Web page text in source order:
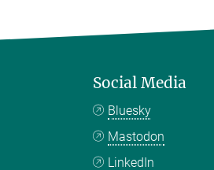
Social Media
Bluesky
Mastodon
LinkedIn